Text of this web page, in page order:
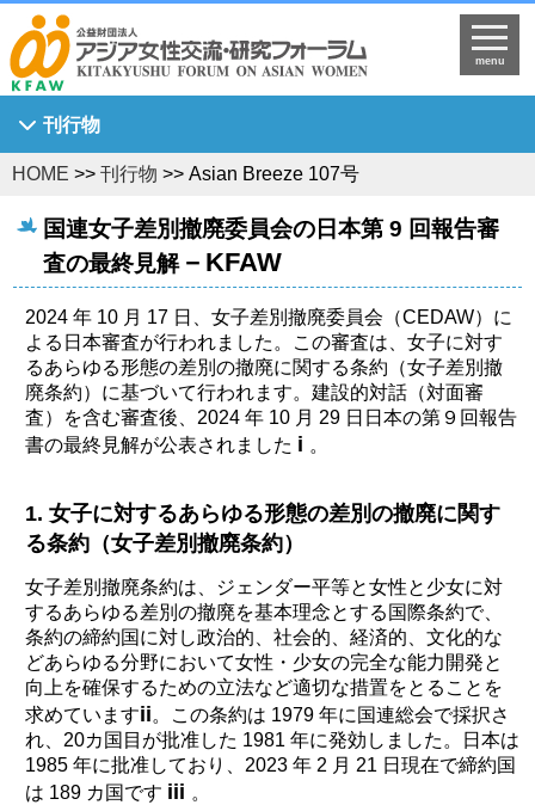
menu
刊行物
Asian Breeze
アジア女性研究
KFAW調査研究報告書
KFAW客員研究員研究報告書
世界中のひまわり姫へ
HOME >> 刊行物 >> Asian Breeze 107号
国連女子差別撤廃委員会の日本第 9 回報告審
査の最終見解－KFAW
2024 年 10 月 17 日、女子差別撤廃委員会（CEDAW）に
よる日本審査が行われました。この審査は、女子に対す
るあらゆる形態の差別の撤廃に関する条約（女子差別撤
廃条約）に基づいて行われます。建設的対話（対面審
査）を含む審査後、2024 年 10 月 29 日日本の第９回報告
書の最終見解が公表されました i 。
1. 女子に対するあらゆる形態の差別の撤廃に関す
る条約（女子差別撤廃条約）
女子差別撤廃条約は、ジェンダー平等と女性と少女に対
するあらゆる差別の撤廃を基本理念とする国際条約で、
条約の締約国に対し政治的、社会的、経済的、文化的な
どあらゆる分野において女性・少女の完全な能力開発と
向上を確保するための立法など適切な措置をとることを
求めていますii。この条約は 1979 年に国連総会で採択さ
れ、20カ国目が批准した 1981 年に発効しました。日本は
1985 年に批准しており、2023 年 2 月 21 日現在で締約国
は 189 カ国です iii 。